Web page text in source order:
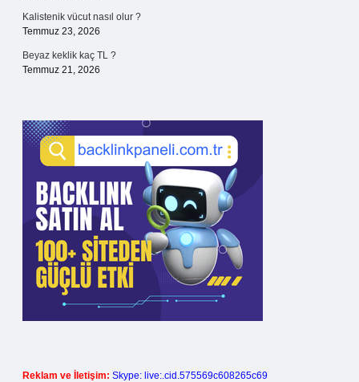
Kalistenik vücut nasıl olur ?
Temmuz 23, 2026
Beyaz keklik kaç TL ?
Temmuz 21, 2026
Reklam ve İletişim: Skype: live:.cid.575569c608265c69